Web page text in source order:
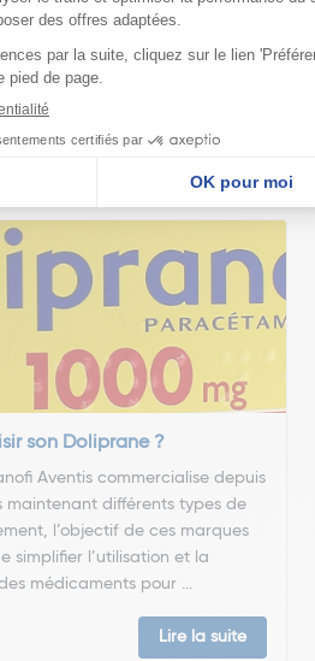
kinésithérapeute…).
porter le produit directement en
de réutiliser ce produit pour un
son Doliprane ?
Aventis commercialise depuis
maintenant différents types de
l’objectif de ces marques
simplifier l’utilisation et la
médicaments pour ...
Lire la suite